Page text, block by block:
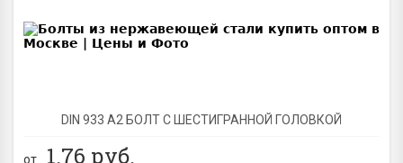
DIN 933 А2 БОЛТ С ШЕСТИГРАННОЙ ГОЛОВКОЙ
от 1.76 руб.